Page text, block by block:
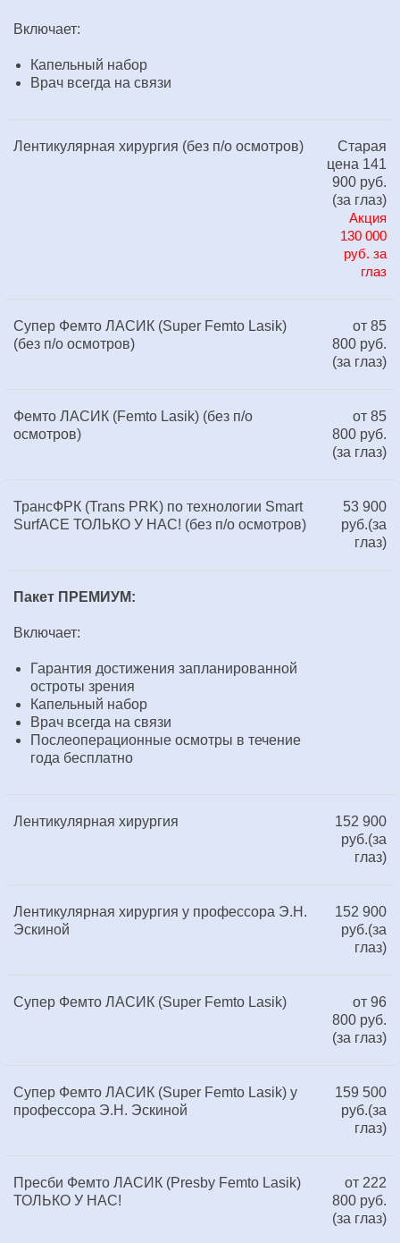
Включает:
Капельный набор
Врач всегда на связи
Лентикулярная хирургия (без п/о осмотров)
Старая
цена 141
900 руб.
(за глаз)
Акция
130 000
руб. за
глаз
Супер Фемто ЛАСИК (Super Femto Lasik)
(без п/о осмотров)
от 85
800 руб.
(за глаз)
Фемто ЛАСИК (Femto Lasik) (без п/о
осмотров)
от 85
800 руб.
(за глаз)
ТрансФРК (Trans PRK) по технологии Smart
SurfACE ТОЛЬКО У НАС! (без п/о осмотров)
53 900
руб.(за
глаз)
Пакет ПРЕМИУМ:
Включает:
Гарантия достижения запланированной
остроты зрения
Капельный набор
Врач всегда на связи
Послеоперационные осмотры в течение
года бесплатно
Лентикулярная хирургия
152 900
руб.(за
глаз)
Лентикулярная хирургия у профессора Э.Н.
Эскиной
152 900
руб.(за
глаз)
Супер Фемто ЛАСИК (Super Femto Lasik)
от 96
800 руб.
(за глаз)
Супер Фемто ЛАСИК (Super Femto Lasik) у
профессора Э.Н. Эскиной
159 500
руб.(за
глаз)
Пресби Фемто ЛАСИК (Presby Femto Lasik)
ТОЛЬКО У НАС!
от 222
800 руб.
(за глаз)